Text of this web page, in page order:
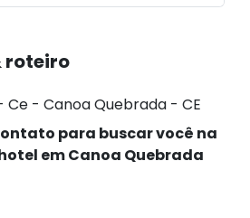
roteiro
- Canoa Quebrada - CE
para buscar você na
em Canoa Quebrada